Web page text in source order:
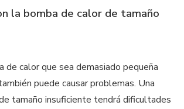
la bomba de calor de tamaño
de calor que sea demasiado pequeña
puede causar problemas. Una
tamaño insuficiente tendrá dificultades